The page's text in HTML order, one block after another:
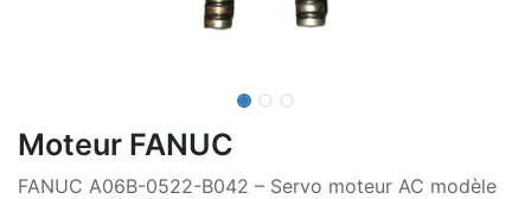
Moteur FANUC
FANUC A06B-0522-B042 – Servo moteur AC modèle